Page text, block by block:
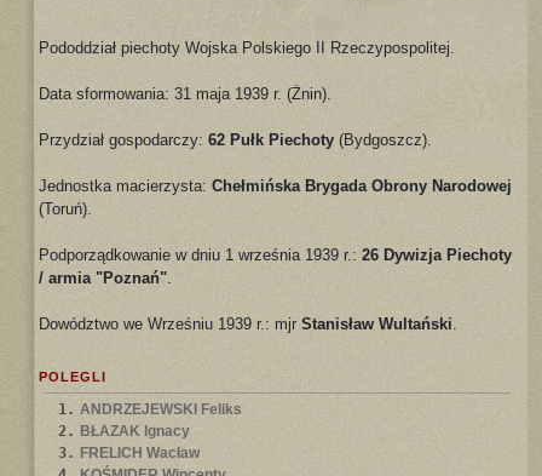
Pododdział piechoty Wojska Polskiego II Rzeczypospolitej.
Data sformowania: 31 maja 1939 r. (Żnin).
Przydział gospodarczy: 62 Pułk Piechoty (Bydgoszcz).
Jednostka macierzysta: Chełmińska Brygada Obrony Narodowej
(Toruń).
Podporządkowanie w dniu 1 września 1939 r.: 26 Dywizja Piechoty
/ armia "Poznań".
Dowództwo we Wrześniu 1939 r.: mjr Stanisław Wultański.
POLEGLI
1. ANDRZEJEWSKI Feliks
2. BŁAZAK Ignacy
3. FRELICH Wacław